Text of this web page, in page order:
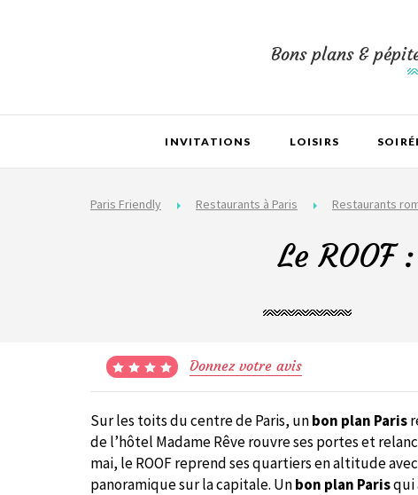
Bons plans &
INVITATIONS LOISIRS
Paris Friendly Restaurants à Paris Restaurants
Le ROOF
Donnez votre avis
Sur les toits du centre de Paris, unbon plan Paris
de l’hôtel Madame Rêve rouvre ses portes et
mai, le ROOF reprend ses quartiers en altitude
panoramique sur la capitale. Unbon plan Parisqui